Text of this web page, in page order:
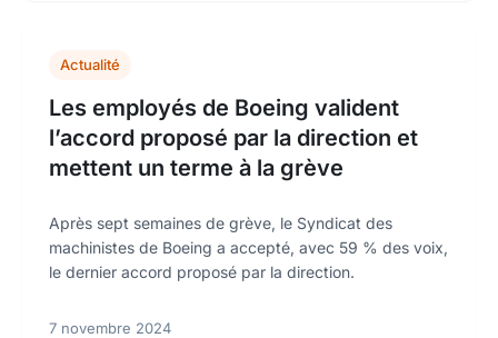
Actualité
Les employés de Boeing valident
l’accord proposé par la direction et
mettent un terme à la grève
Après sept semaines de grève, le Syndicat des
machinistes de Boeing a accepté, avec 59 % des voix,
le dernier accord proposé par la direction.
7 novembre 2024